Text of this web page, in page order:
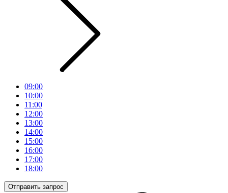
09:00
10:00
11:00
12:00
13:00
14:00
15:00
16:00
17:00
18:00
Отправить запрос